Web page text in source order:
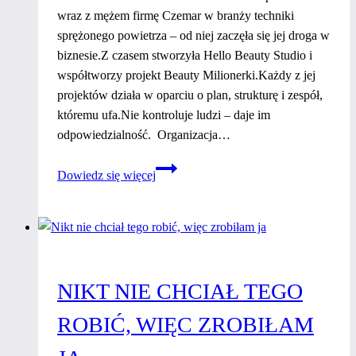
wraz z mężem firmę Czemar w branży techniki
sprężonego powietrza – od niej zaczęła się jej droga w
biznesie.Z czasem stworzyła Hello Beauty Studio i
współtworzy projekt Beauty Milionerki.Każdy z jej
projektów działa w oparciu o plan, strukturę i zespół,
któremu ufa.Nie kontroluje ludzi – daje im
odpowiedzialność. Organizacja…
Dowiedz się więcej
Kilka
jednym
to
możliwe?
NIKT NIE CHCIAŁ TEGO
ROBIĆ, WIĘC ZROBIŁAM